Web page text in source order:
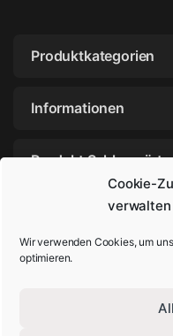
Cookie-
verwalten
Wir verwenden Cookies, um
optimieren.
Produktkategorien
Informationen
Produkt